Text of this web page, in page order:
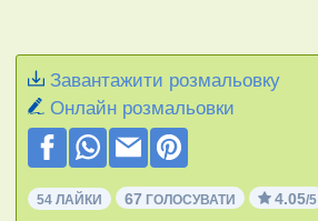
Завантажити розмальовку
Онлайн розмальовки
54 ЛАЙКИ 67 ГОЛОСУВАТИ 4.05/5